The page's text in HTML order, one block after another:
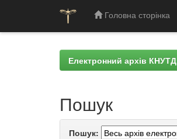
Головна сторінка
Електронний архів КНУТД
Пошук
Пошук: